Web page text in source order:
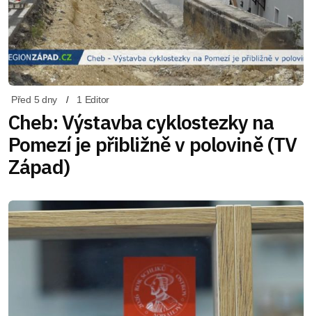
Před 5 dny 1 Editor
Cheb: Výstavba cyklostezky na
Pomezí je přibližně v polovině (TV
Západ)